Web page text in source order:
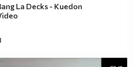
La Decks - Kuedon